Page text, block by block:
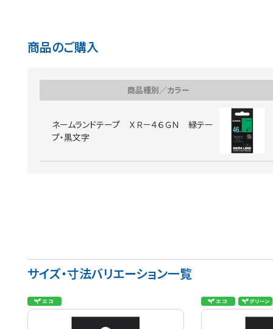
商品のご購入
商品種別／カラー
ネームランドテープ ＸＲ－４６ＧＮ 緑テー
プ・黒文字
サイズ・寸法バリエーション一覧